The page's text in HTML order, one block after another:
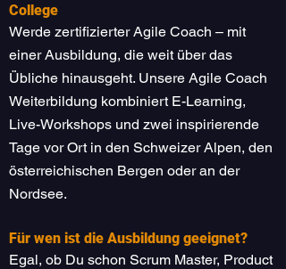
College
Werde zertifizierter Agile Coach – mit
einer Ausbildung, die weit über das
Übliche hinausgeht. Unsere Agile Coach
Weiterbildung kombiniert E-Learning,
Live-Workshops und zwei inspirierende
Tage vor Ort in den Schweizer Alpen, den
österreichischen Bergen oder an der
Nordsee.
Für wen ist die Ausbildung geeignet?
​Egal, ob Du schon Scrum Master, Product